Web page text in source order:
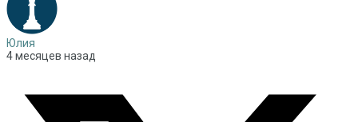
Юлия
4 месяцев назад